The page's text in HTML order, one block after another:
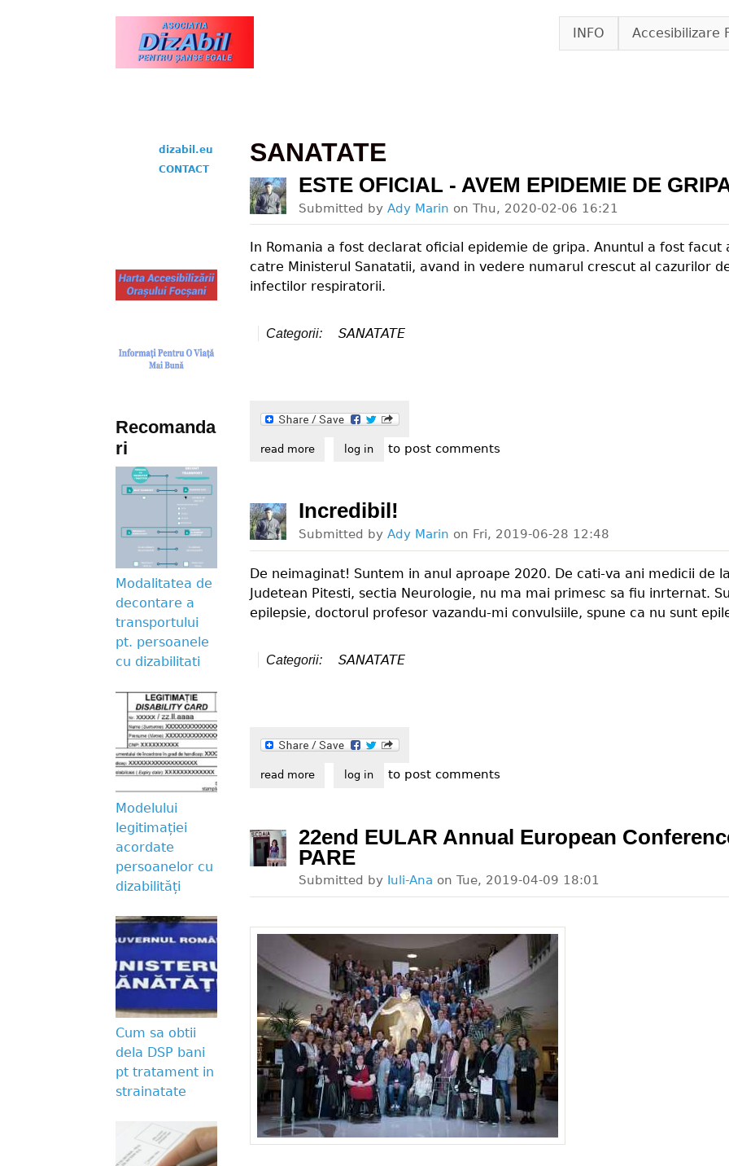
Skip to main content
www.dizabil.eu INFO Accesibilizare
SANATATE
ESTE OFICIAL - AVEM EPIDEMIE DE
Submitted by Ady Marin on Thu, 2020-02-06 16:21
In Romania a fost declarat oficial epidemie de gripa. Anuntul a fost facut
catre Ministerul Sanatatii, avand in vedere numarul crescut al cazurilor
infectilor respiratorii.
Categorii: SANATATE
read moreabout este oficial - avem epidemie de gripa!
log in to post comments
Incredibil!
Submitted by Ady Marin on Fri, 2019-06-28 12:48
De neimaginat! Suntem in anul aproape 2020. De cati-va ani medicii de
Judetean Pitesti, sectia Neurologie, nu ma mai primesc sa fiu inrternat.
epilepsie, doctorul profesor vazandu-mi convulsiile, spune ca nu sunt
Categorii: SANATATE
read moreabout incredibil!
log in to post comments
22end EULAR Annual European
PARE
Submitted by Iuli-Ana on Tue, 2019-04-09 18:01
dizabil.eu
CONTACT
Recomanda
ri
Modalitatea de
decontare a
transportului
pt. persoanele
cu dizabilitati
Modelului
legitimației
acordate
persoanelor cu
dizabilități
Cum sa obtii
dela DSP bani
pt tratament in
strainatate